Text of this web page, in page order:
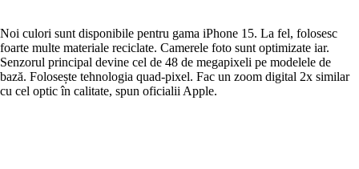
Noi culori sunt disponibile pentru gama iPhone 15. La fel, folosesc
foarte multe materiale reciclate. Camerele foto sunt optimizate iar.
Senzorul principal devine cel de 48 de megapixeli pe modelele de
bază. Folosește tehnologia quad-pixel. Fac un zoom digital 2x similar
cu cel optic în calitate, spun oficialii Apple.